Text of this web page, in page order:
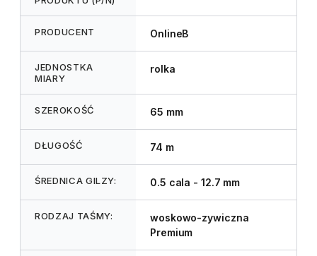
PRODUCENT OnlineB
JEDNOSTKA
MIARY
rolka
SZEROKOŚĆ 65 mm
DŁUGOŚĆ 74 m
ŚREDNICA GILZY: 0.5 cala - 12.7 mm
RODZAJ TAŚMY:
woskowo-zywiczna
Premium